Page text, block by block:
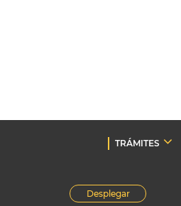
TRÁMITES
Desplegar